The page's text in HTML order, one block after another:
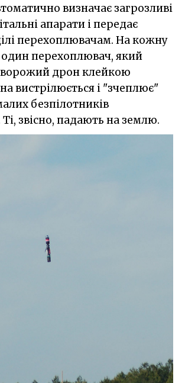
визначає загрозливі
апарати і передає
перехоплювачам. На кожну
один перехоплювач, який
ворожий дрон клейкою
вистрілюється і "зчеплює"
безпілотників
звісно, падають на землю.